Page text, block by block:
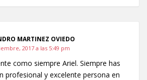
MARTINEZ OVIEDO
2017 a las 5:49 pm
como siempre Ariel. Siempre has
profesional y excelente persona en